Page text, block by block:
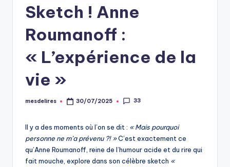
Sketch ! Anne
Roumanoff :
« L’expérience de la
vie »
Posted
mesdelires 30/07/2025 33
Il y a des moments où l’on se dit : « Mais pourquoi
personne ne m’a prévenu ?! »C’est exactement ce
qu’Anne Roumanoff, reine de l’humour acide et du rire qui
fait mouche, explore dans son célèbre sketch «